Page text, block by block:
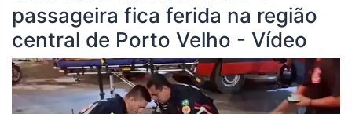
passageira fica ferida na região
central de Porto Velho - Vídeo